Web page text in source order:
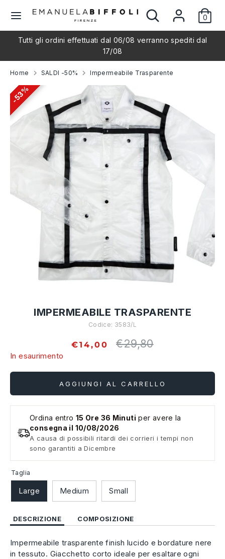
Cerca
Cerca
nostro
negozio
0
L
n
g
u
a
nel
nostro
Tutti gli ordini effettuati dal 06/08 verranno spediti dal
17/08
Home SALDI -50% Impermeabile Trasparente
53%
53%
IMPERMEABILE TRASPARENTE
Codice: 3583/L
€14,00
Prezzo
€29,80
In esaurimento
AGGIUNGI AL CARRELLO
Ordina entro 15 Ore 36 Minuti per avere la
consegna il 10/08/2026
A causa di possibili ritardi dei corrieri i tempi non
sono garantiti a Dicembre
Taglia
Large Medium Small
DESCRIZIONE COMPOSIZIONE
Impermeabile trasparente finish lucido e bordature nere
in tessuto. Giacchetto corto ideale per esaltare ogni